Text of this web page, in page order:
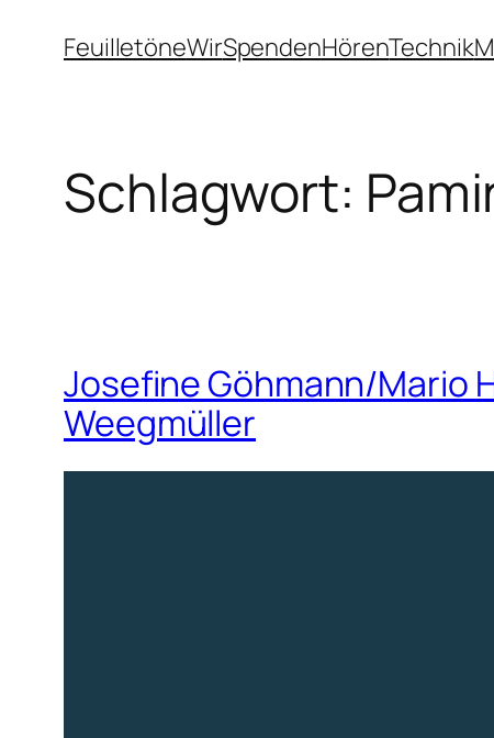
InhaltFeuilletöneWirSpendenHörenTechnik
Schlagwort:
Josefine Göhmann/Mario
Weegmüller